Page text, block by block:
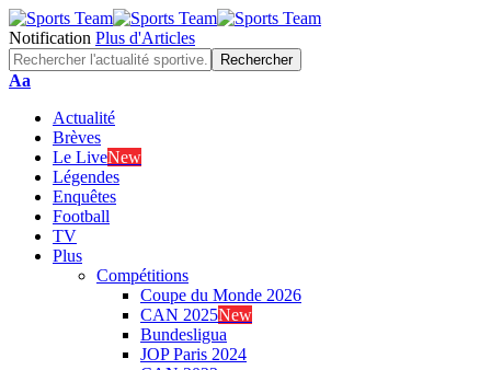
Notification Plus d'Articles
Font
Aa
Actualité
Brèves
Le LiveNew
Légendes
Enquêtes
Football
TV
Plus
Compétitions
Coupe du Monde 2026
CAN 2025New
Bundesligua
JOP Paris 2024